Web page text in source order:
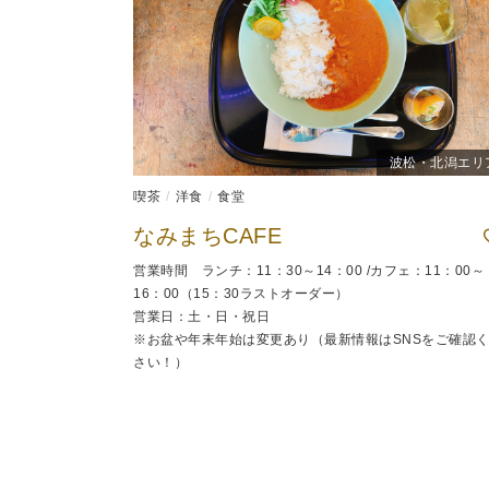
波松・北潟エリ
喫茶 洋食 食堂
なみまちCAFE
営業時間 ランチ：11：30～14：00 /カフェ：11：00～
16：00（15：30ラストオーダー）
営業日：土・日・祝日
※お盆や年末年始は変更あり（最新情報はSNSをご確認
さい！）